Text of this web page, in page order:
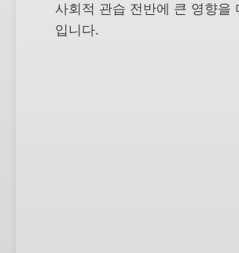
사회적 관습 전반에 큰 영향을
입니다.